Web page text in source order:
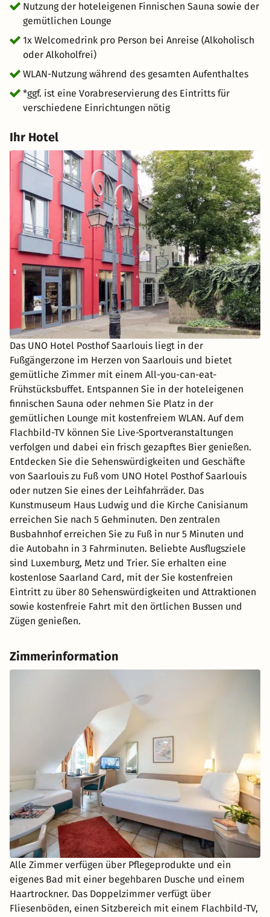
Nutzung der hoteleigenen Finnischen Sauna sowie der
gemütlichen Lounge
1x Welcomedrink pro Person bei Anreise (Alkoholisch
oder Alkoholfrei)
WLAN-Nutzung während des gesamten Aufenthaltes
*ggf. ist eine Vorabreservierung des Eintritts für
verschiedene Einrichtungen nötig
Ihr Hotel
Das UNO Hotel Posthof Saarlouis liegt in der
Fußgängerzone im Herzen von Saarlouis und bietet
gemütliche Zimmer mit einem All-you-can-eat-
Frühstücksbuffet. Entspannen Sie in der hoteleigenen
finnischen Sauna oder nehmen Sie Platz in der
gemütlichen Lounge mit kostenfreiem WLAN. Auf dem
Flachbild-TV können Sie Live-Sportveranstaltungen
verfolgen und dabei ein frisch gezapftes Bier genießen.
Entdecken Sie die Sehenswürdigkeiten und Geschäfte
von Saarlouis zu Fuß vom UNO Hotel Posthof Saarlouis
oder nutzen Sie eines der Leihfahrräder. Das
Kunstmuseum Haus Ludwig und die Kirche Canisianum
erreichen Sie nach 5 Gehminuten. Den zentralen
Busbahnhof erreichen Sie zu Fuß in nur 5 Minuten und
die Autobahn in 3 Fahrminuten. Beliebte Ausflugsziele
sind Luxemburg, Metz und Trier. Sie erhalten eine
kostenlose Saarland Card, mit der Sie kostenfreien
Eintritt zu über 80 Sehenswürdigkeiten und Attraktionen
sowie kostenfreie Fahrt mit den örtlichen Bussen und
Zügen genießen.
Zimmerinformation
Alle Zimmer verfügen über Pflegeprodukte und ein
eigenes Bad mit einer begehbaren Dusche und einem
Haartrockner. Das Doppelzimmer verfügt über
Fliesenböden, einen Sitzbereich mit einem Flachbild-TV,